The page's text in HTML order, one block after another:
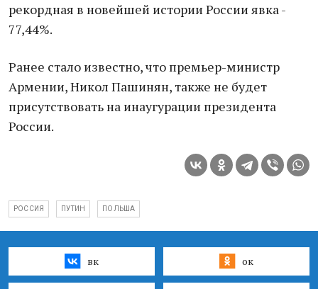
рекордная в новейшей истории России явка -
77,44%.
Ранее стало известно, что премьер-министр
Армении, Никол Пашинян, также не будет
присутствовать на инаугурации президента
России.
РОССИЯ ПУТИН ПОЛЬША
вк ок